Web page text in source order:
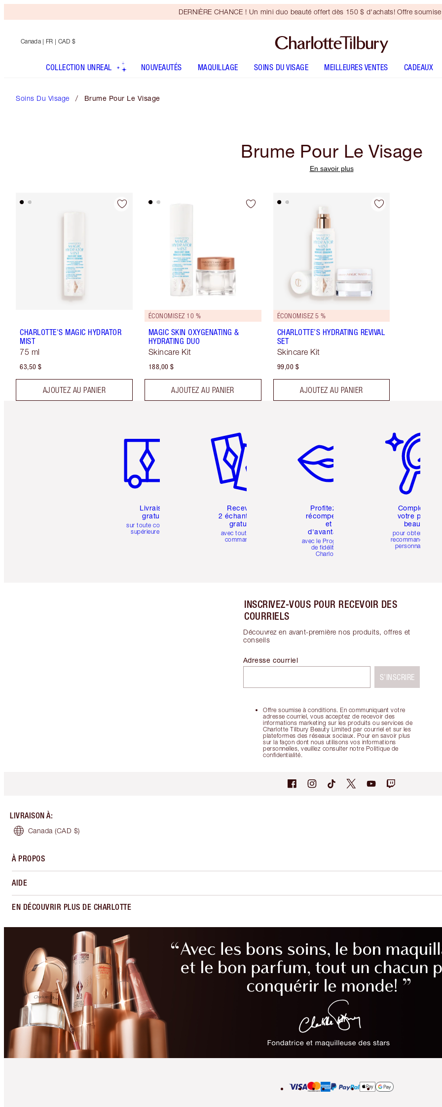
DERNIÈRE CHANCE ! Un mini duo beauté offert dès 150 $ d'achats! Offre
Canada | FR | CAD $
COLLECTION UNREAL NOUVEAUTÉS MAQUILLAGE SOINS DU VISAGE MEILLEURES VENTES CADEAUX
Soins Du Visage Brume Pour Le Visage
Brume Pour Le Visage
En savoir plus
CHARLOTTE'S MAGIC HYDRATOR
MIST
75 ml
63,50 $
AJOUTEZ AU PANIER
ÉCONOMISEZ 10 %
MAGIC SKIN OXYGENATING &
HYDRATING DUO
Skincare Kit
188,00 $
AJOUTEZ AU PANIER
ÉCONOMISEZ 5 %
CHARLOTTE’S HYDRATING REVIVAL
SET
Skincare Kit
99,00 $
AJOUTEZ AU PANIER
Livraison
gratuite
sur toute commande
supérieure à 50 $
Recevez
2 échantillons
gratuits
avec toutes les
commandes
Profitez de
récompenses
et
d'avantages
avec le Programme
de fidélité de
Charlotte
Compléter
votre profil
beauté
pour obtenir des
recommandations
personnalisées
INSCRIVEZ-VOUS POUR RECEVOIR DES
COURRIELS
Découvrez en avant-première nos produits, offres et
conseils
Offre soumise à conditions. En communiquant votre
adresse courriel, vous acceptez de recevoir des
informations marketing sur les produits ou services de
Charlotte Tilbury Beauty Limited par courriel et sur les
plateformes des réseaux sociaux. Pour en savoir plus
sur la façon dont nous utilisons vos informations
personnelles, veuillez consulter notre Politique de
confidentialité.
Adresse courriel
S’INSCRIRE
LIVRAISON À:
Canada (CAD $)
À PROPOS
AIDE
EN DÉCOUVRIR PLUS DE CHARLOTTE